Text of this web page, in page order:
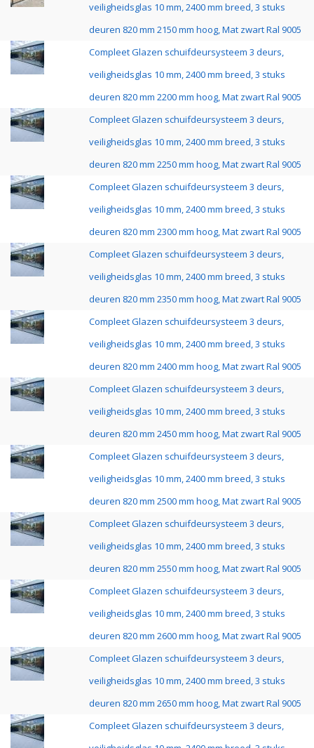
veiligheidsglas 10 mm, 2400 mm breed, 3 stuks
deuren 820 mm 2150 mm hoog, Mat zwart Ral 9005
Compleet Glazen schuifdeursysteem 3 deurs,
veiligheidsglas 10 mm, 2400 mm breed, 3 stuks
deuren 820 mm 2200 mm hoog, Mat zwart Ral 9005
Compleet Glazen schuifdeursysteem 3 deurs,
veiligheidsglas 10 mm, 2400 mm breed, 3 stuks
deuren 820 mm 2250 mm hoog, Mat zwart Ral 9005
Compleet Glazen schuifdeursysteem 3 deurs,
veiligheidsglas 10 mm, 2400 mm breed, 3 stuks
deuren 820 mm 2300 mm hoog, Mat zwart Ral 9005
Compleet Glazen schuifdeursysteem 3 deurs,
veiligheidsglas 10 mm, 2400 mm breed, 3 stuks
deuren 820 mm 2350 mm hoog, Mat zwart Ral 9005
Compleet Glazen schuifdeursysteem 3 deurs,
veiligheidsglas 10 mm, 2400 mm breed, 3 stuks
deuren 820 mm 2400 mm hoog, Mat zwart Ral 9005
Compleet Glazen schuifdeursysteem 3 deurs,
veiligheidsglas 10 mm, 2400 mm breed, 3 stuks
deuren 820 mm 2450 mm hoog, Mat zwart Ral 9005
Compleet Glazen schuifdeursysteem 3 deurs,
veiligheidsglas 10 mm, 2400 mm breed, 3 stuks
deuren 820 mm 2500 mm hoog, Mat zwart Ral 9005
Compleet Glazen schuifdeursysteem 3 deurs,
veiligheidsglas 10 mm, 2400 mm breed, 3 stuks
deuren 820 mm 2550 mm hoog, Mat zwart Ral 9005
Compleet Glazen schuifdeursysteem 3 deurs,
veiligheidsglas 10 mm, 2400 mm breed, 3 stuks
deuren 820 mm 2600 mm hoog, Mat zwart Ral 9005
Compleet Glazen schuifdeursysteem 3 deurs,
veiligheidsglas 10 mm, 2400 mm breed, 3 stuks
deuren 820 mm 2650 mm hoog, Mat zwart Ral 9005
Compleet Glazen schuifdeursysteem 3 deurs,